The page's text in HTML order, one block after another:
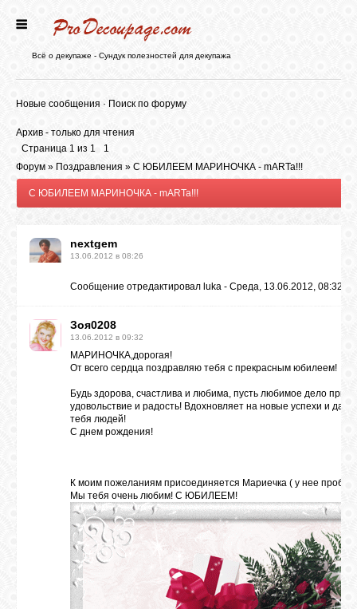
БЛОГ
ФОРУМ
СТАТЬИ
ВИДЕО
Всё о декупаже - Сундук полезностей для декупажа
Новые сообщения · Поиск по форуму
Архив - только для чтения
Страница 1 из 1
1
Форум » Поздравления » С ЮБИЛЕЕМ МАРИНОЧКА - mARTa!!!
С ЮБИЛЕЕМ МАРИНОЧКА - mARTa!!!
nextgem
13.06.2012 в 08:26
Сообщение отредактировал luka - Среда, 13.06.2012, 08:32
Зоя0208
13.06.2012 в 09:32
МАРИНОЧКА,дорогая!
От всего сердца поздравляю тебя с прекрасным юбилеем!
Будь здорова, счастлива и любима, пусть любимое дело
удовольствие и радость! Вдохновляет на новые успехи и
тебя людей!
С днем рождения!
К моим пожеланиям присоединяется Мариечка ( у нее
Мы тебя очень любим! С ЮБИЛЕЕМ!